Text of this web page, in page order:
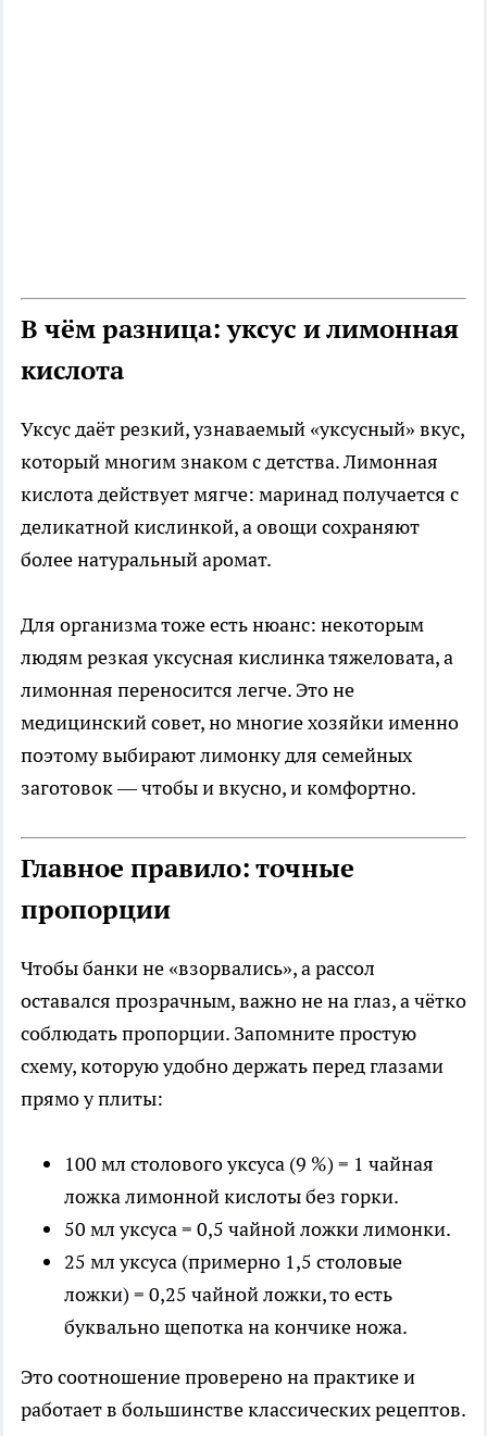
В чём разница: уксус и лимонная
кислота
Уксус даёт резкий, узнаваемый «уксусный» вкус,
который многим знаком с детства. Лимонная
кислота действует мягче: маринад получается с
деликатной кислинкой, а овощи сохраняют
более натуральный аромат.
Для организма тоже есть нюанс: некоторым
людям резкая уксусная кислинка тяжеловата, а
лимонная переносится легче. Это не
медицинский совет, но многие хозяйки именно
поэтому выбирают лимонку для семейных
заготовок — чтобы и вкусно, и комфортно.
Главное правило: точные
пропорции
Чтобы банки не «взорвались», а рассол
оставался прозрачным, важно не на глаз, а чётко
соблюдать пропорции. Запомните простую
схему, которую удобно держать перед глазами
прямо у плиты:
100 мл столового уксуса (9 %) = 1 чайная
ложка лимонной кислоты без горки.
50 мл уксуса = 0,5 чайной ложки лимонки.
25 мл уксуса (примерно 1,5 столовые
ложки) = 0,25 чайной ложки, то есть
буквально щепотка на кончике ножа.
Это соотношение проверено на практике и
работает в большинстве классических рецептов.